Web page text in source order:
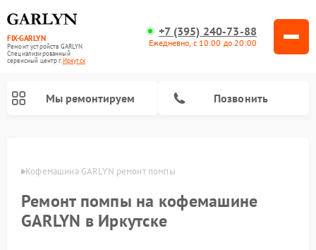
FIX-GARLYN
Ремонт устройств GARLYN
Специализированный
cервисный центр г.Иркутск
+7 (395) 240-73-88
Ежедневно, с 10:00 до 20:00
Мы ремонтируем Позвонить
Кофемашина GARLYN ремонт помпы
Ремонт помпы на кофемашине
GARLYN в Иркутске